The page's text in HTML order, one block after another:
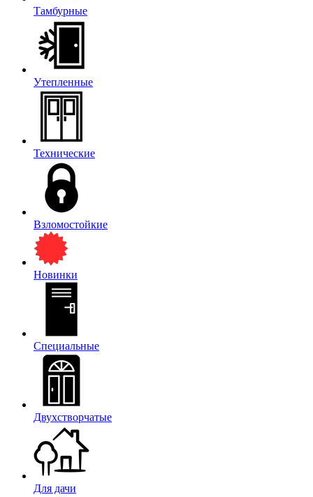
Тамбурные
Утепленные
Технические
Взломостойкие
Новинки
Специальные
Двухстворчатые
Для дачи